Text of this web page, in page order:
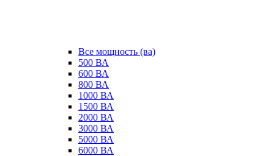
Все мощность (ва)
500 ВА
600 ВА
800 ВА
1000 ВА
1500 ВА
2000 ВА
3000 ВА
5000 ВА
6000 ВА